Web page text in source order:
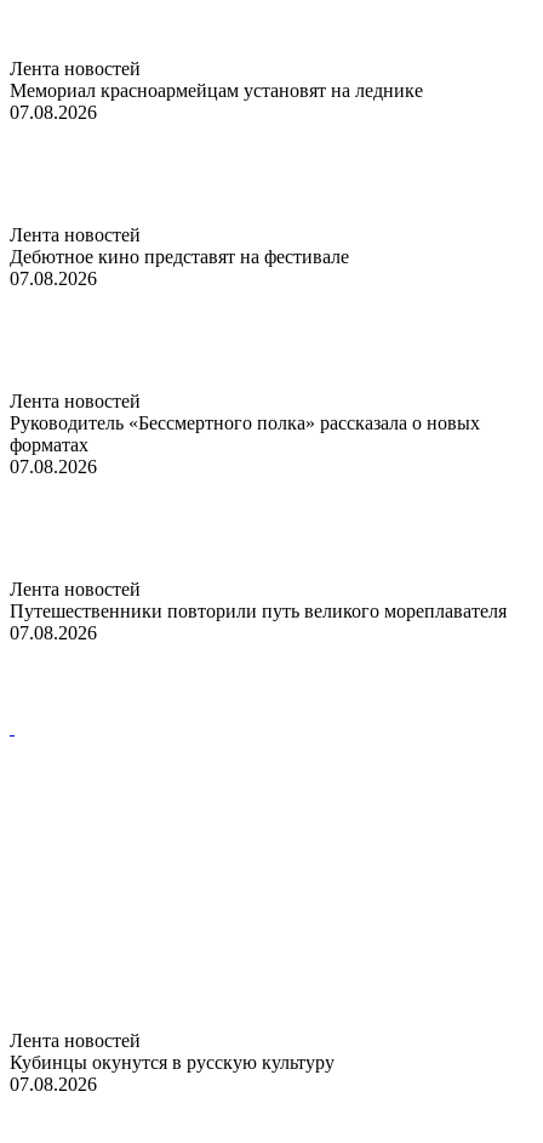
Лента новостей
Мемориал красноармейцам установят на леднике
07.08.2026
Лента новостей
Дебютное кино представят на фестивале
07.08.2026
Лента новостей
Руководитель «Бессмертного полка» рассказала о новых
форматах
07.08.2026
Лента новостей
Путешественники повторили путь великого мореплавателя
07.08.2026
Лента новостей
Кубинцы окунутся в русскую культуру
07.08.2026